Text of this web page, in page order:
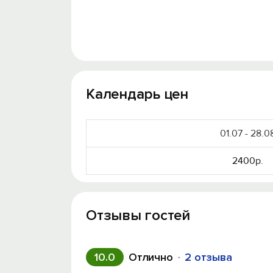
Календарь цен
01.07 -
2400р.
Отзывы гостей
10.0 Отлично 2 отзыва